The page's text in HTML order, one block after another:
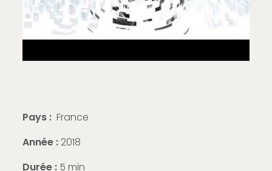
Pays :France
Année :2018
Durée :5 min